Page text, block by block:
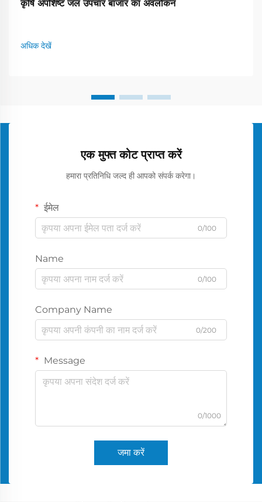
कृषि अपशिष्ट जल उपचार बाजार का अवलोकन
अधिक देखें
एक मुफ्त कोट प्राप्त करें
हमारा प्रतिनिधि जल्द ही आपको संपर्क करेगा।
ईमेल
0/100
Name
0/100
Company Name
0/200
Message
0/1000
जमा करें